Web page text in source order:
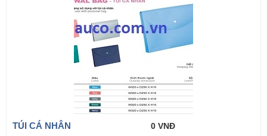
TÚI CÁ NHÂN 0 VNĐ